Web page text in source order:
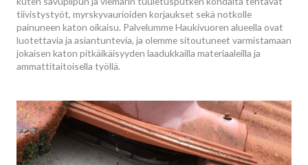
tiivistystyöt, myrskyvaurioiden korjaukset sekä notkolle
painuneen katon oikaisu. Palvelumme Haukivuoren alueella ovat
luotettavia ja asiantuntevia, ja olemme sitoutuneet varmistamaan
jokaisen katon pitkäikäisyyden laadukkailla materiaaleilla ja
ammattitaitoisella työllä.